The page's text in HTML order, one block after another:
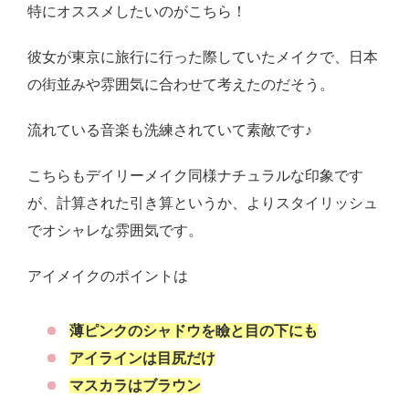
特にオススメしたいのがこちら！
彼女が東京に旅行に行った際していたメイクで、日本
の街並みや雰囲気に合わせて考えたのだそう。
流れている音楽も洗練されていて素敵です♪
こちらもデイリーメイク同様ナチュラルな印象です
が、計算された引き算というか、よりスタイリッシュ
でオシャレな雰囲気です。
アイメイクのポイントは
薄ピンクのシャドウを瞼と目の下にも
アイラインは目尻だけ
マスカラはブラウン